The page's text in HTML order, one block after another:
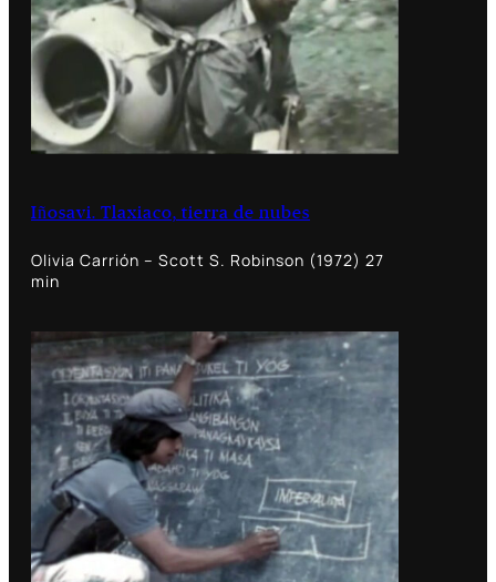
Iñosavi. Tlaxiaco, tierra de nubes
Olivia Carrión – Scott S. Robinson (1972) 27
min